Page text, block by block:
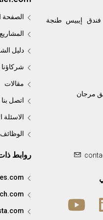
إيبيس طنجة
مرجان
الصفحة
المشاريع
دليل
شركاؤنا
مقالات
اتصل بنا
الاسئلة
الوظائف
روابط
BORJ AL ANDALOUS III — L’élégance au ser
a été